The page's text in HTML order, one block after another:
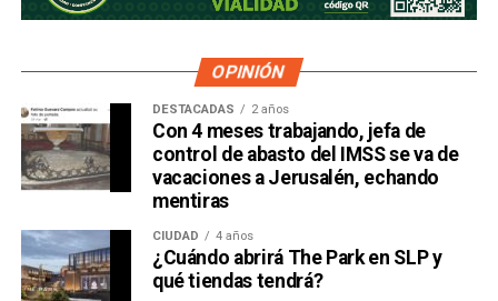
mismo tiempo, camino a convertirse en el mayor
OPINIÓN
DESTACADAS 2 años
Con 4 meses trabajando, jefa de
control de abasto del IMSS se va de
vacaciones a Jerusalén, echando
mentiras
CIUDAD 4 años
¿Cuándo abrirá The Park en SLP y
qué tiendas tendrá?